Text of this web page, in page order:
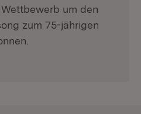
Wettbewerb um den
zum 75-jährigen